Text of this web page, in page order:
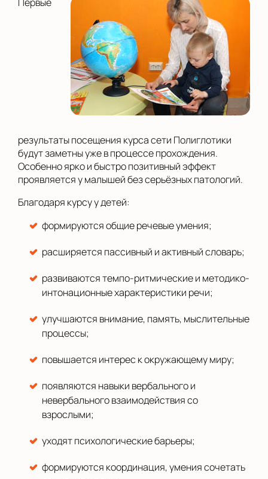
результаты посещения курса сети Полиглотики
будут заметны уже в процессе прохождения.
Особенно ярко и быстро позитивный эффект
проявляется у малышей без серьёзных патологий.
Благодаря курсу у детей:
формируются общие речевые умения;
расширяется пассивный и активный словарь;
развиваются темпо-ритмические и методико-
интонационные характеристики речи;
улучшаются внимание, память, мыслительные
процессы;
повышается интерес к окружающему миру;
появляются навыки вербального и
невербального взаимодействия со
взрослыми;
уходят психологические барьеры;
формируются координация, умения сочетать